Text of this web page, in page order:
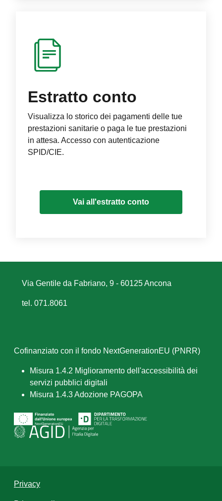
Estratto conto
Visualizza lo storico dei pagamenti delle tue
prestazioni sanitarie o paga le tue prestazioni
in attesa. Accesso con autenticazione
SPID/CIE.
Vai all'estratto conto
Via Gentile da Fabriano, 9 - 60125 Ancona
tel. 071.8061
Cofinanziato con il fondo NextGenerationEU (PNRR)
Misura 1.4.2 Miglioramento dell'accessibilità dei
servizi pubblici digitali
Misura 1.4.3 Adozione PAGOPA
Privacy